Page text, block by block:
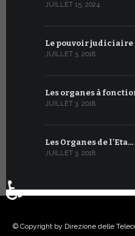
JUILLET 15, 2024
Le pouvoir judiciaire
JUILLET 3, 2018
Les organes à
JUILLET 3, 2018
Les Organes de l'Eta…
JUILLET 3, 2018
Sélectionnez votre langue
© Copyright by Direzione delle